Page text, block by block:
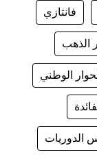
فانتازي
الذهب
الوطني
الدوريات